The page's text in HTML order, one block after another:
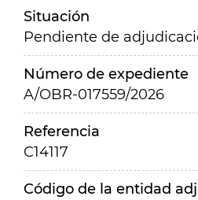
Situación
Pendiente de
Número de expediente
A/OBR-017559/2026
Referencia
C14117
Código de la entidad